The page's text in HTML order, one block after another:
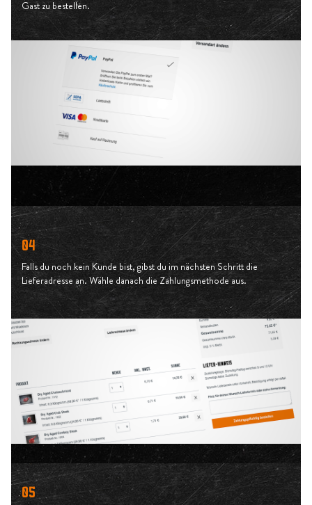
Gast zu bestellen.
04
Falls du noch kein Kunde bist, gibst du im nächsten Schritt die
Lieferadresse an. Wähle danach die Zahlungsmethode aus.
05